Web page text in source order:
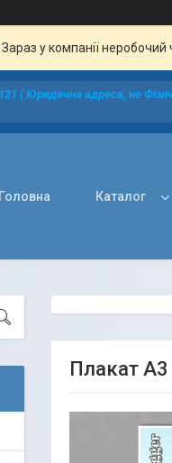
Зараз у компанії
( Юридична адреса, не
Головна Каталог
Плакат